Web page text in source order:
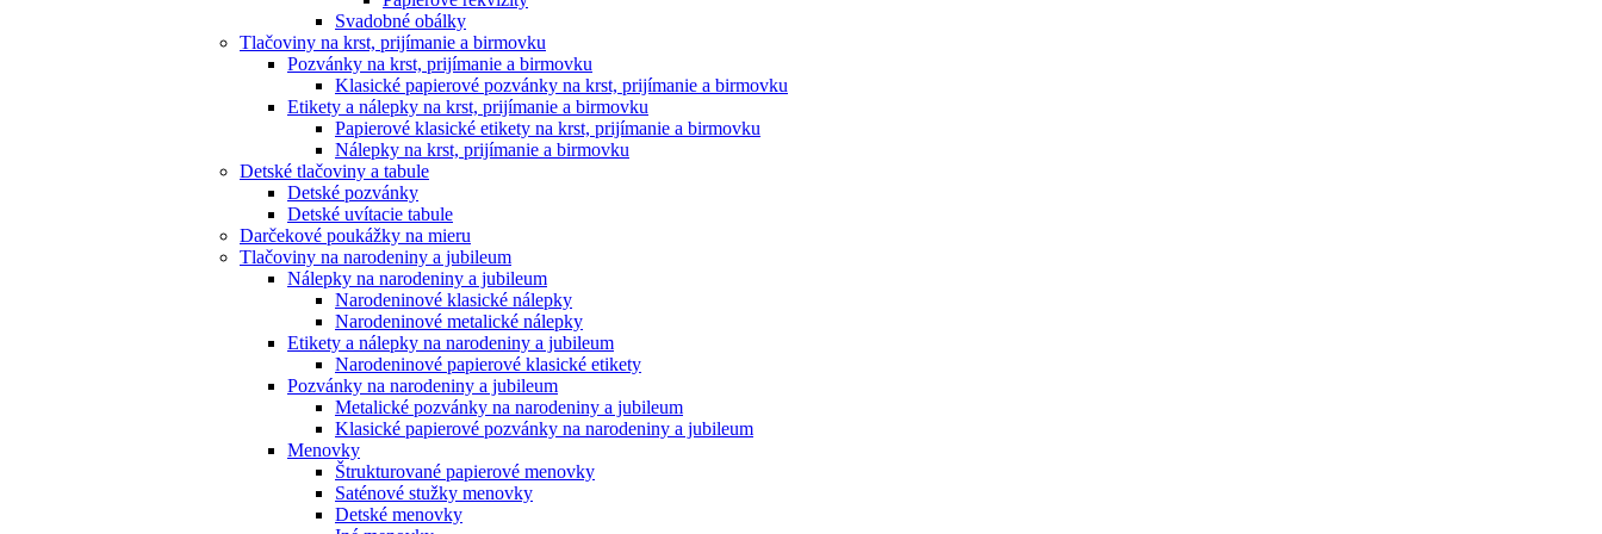
Svadobné obálky
Tlačoviny na krst, prijímanie a birmovku
Pozvánky na krst, prijímanie a birmovku
Klasické papierové pozvánky na krst, prijímanie a birmovku
Etikety a nálepky na krst, prijímanie a birmovku
Papierové klasické etikety na krst, prijímanie a birmovku
Nálepky na krst, prijímanie a birmovku
Detské tlačoviny a tabule
Detské pozvánky
Detské uvítacie tabule
Darčekové poukážky na mieru
Tlačoviny na narodeniny a jubileum
Nálepky na narodeniny a jubileum
Narodeninové klasické nálepky
Narodeninové metalické nálepky
Etikety a nálepky na narodeniny a jubileum
Narodeninové papierové klasické etikety
Pozvánky na narodeniny a jubileum
Metalické pozvánky na narodeniny a jubileum
Klasické papierové pozvánky na narodeniny a jubileum
Menovky
Štrukturované papierové menovky
Saténové stužky menovky
Detské menovky